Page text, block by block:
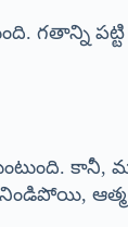
గతాన్ని పట్టి
ఆత్మ